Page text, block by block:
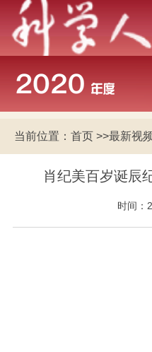
当前位置： 首页 >>最新视
肖纪美百岁诞辰
时间：